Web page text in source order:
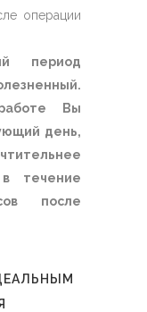
операции
период
Вы
день,
в течение
после